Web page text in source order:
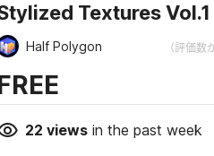
Textures Vol.1
Half Polygon （評価数
22 viewsin the past week